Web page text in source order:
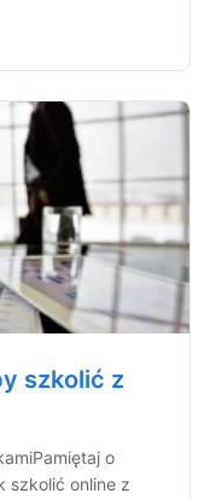
szkolić z
o
szkolić online z